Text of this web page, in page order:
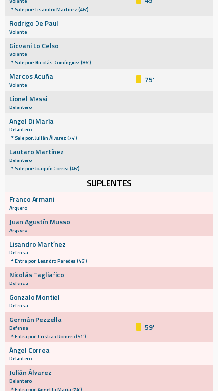
Sale por: Lisandro Martínez (46')
Rodrigo De Paul
Volante
Giovani Lo Celso
Volante
Sale por: Nicolás Domínguez (86')
Marcos Acuña
Volante
75'
Lionel Messi
Delantero
Angel Di María
Delantero
Sale por: Julián Álvarez (74')
Lautaro Martínez
Delantero
Sale por: Joaquín Correa (46')
SUPLENTES
Franco Armani
Arquero
Juan Agustín Musso
Arquero
Lisandro Martínez
Defensa
Entra por: Leandro Paredes (46')
Nicolás Tagliafico
Defensa
Gonzalo Montiel
Defensa
Germán Pezzella
Defensa
Entra por: Cristian Romero (51')
59'
Ángel Correa
Delantero
Julián Álvarez
Delantero
Entra por: Angel Di María (74')